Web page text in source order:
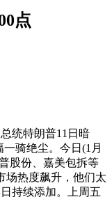
点
统特朗普11日暗
骑绝尘。今日(1月
股份、嘉美包拆等
场热度飙升，他们太
持续添加。上周五